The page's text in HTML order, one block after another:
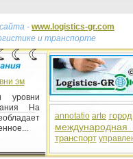
- www.logistics-gr.com
и транспорте
эм
уровни
На
annotatio arte город
международная
транспорт